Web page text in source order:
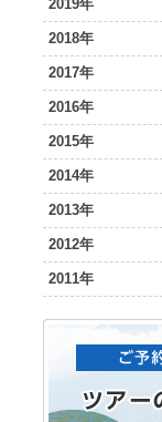
2019年
2018年
2017年
2016年
2015年
2014年
2013年
2012年
2011年